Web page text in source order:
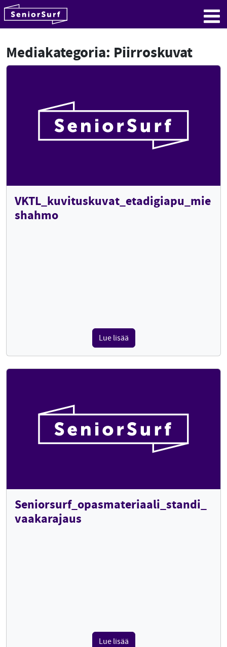
Hyppää sisältöön
Mediakategoria: Piirroskuvat
VKTL_kuvituskuvat_etadigiapu_mie
shahmo
Lue lisää
Seniorsurf_opasmateriaali_standi_
vaakarajaus
Lue lisää